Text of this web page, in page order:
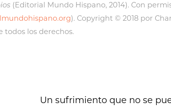
(Editorial Mundo Hispano, 2014). Con
). Copyright © 2018 por
todos los derechos.
Un sufrimiento que no se